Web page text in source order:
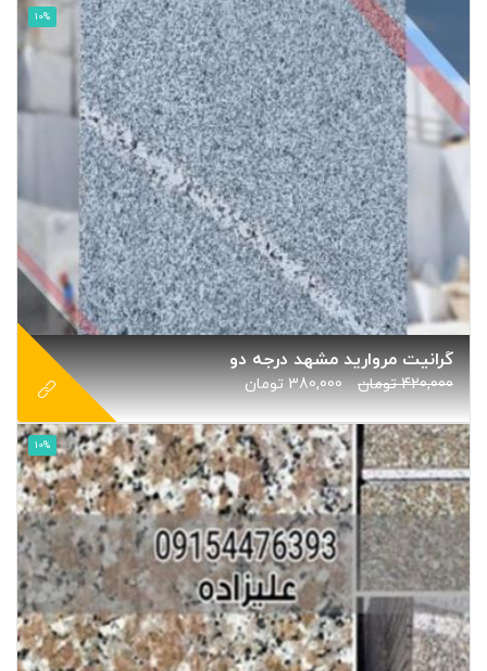
10%
گرانیت مروارید مشهد درجه دو
420,000 تومان 380,000 تومان
10%